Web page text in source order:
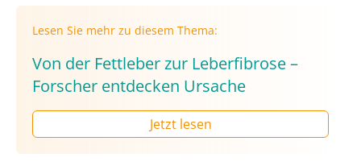
Lesen Sie mehr zu diesem Thema:
Von der Fettleber zur Leberfibrose –
Forscher entdecken Ursache
Jetzt lesen